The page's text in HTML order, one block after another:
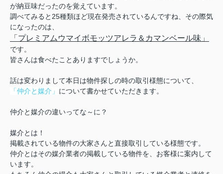
が納豆味だったのを覚えています。
調べてみると25種類ほど現在発売されているんですね、その際気
になったのは、
「プレミアムウマイボモッツアレラ＆カマンベール味」
です。
皆さんは食べたことありますでしょうか。
話は変わりまして本日は物件探しの時の取引様態について、
「仲介と媒介」 について書かせていただきます。
仲介と媒介の違いってな～に？
媒介とは！
掲載されている物件の大家さんと直接取引している様態です。
仲介とはその媒介業者の掲載している物件を、お客様に案内して
います。